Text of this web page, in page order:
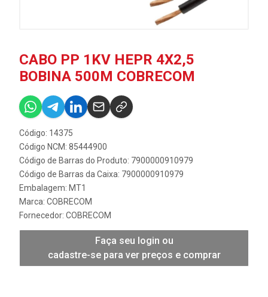
CABO PP 1KV HEPR 4X2,5
BOBINA 500M COBRECOM
Código: 14375
Código NCM: 85444900
Código de Barras do Produto: 7900000910979
Código de Barras da Caixa: 7900000910979
Embalagem: MT1
Marca: COBRECOM
Fornecedor: COBRECOM
Faça seu login ou
cadastre-se para ver preços e comprar